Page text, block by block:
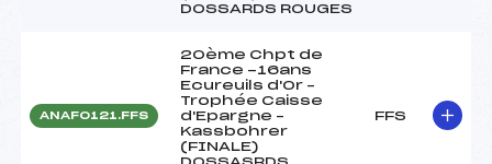
DOSSARDS ROUGES
ANAF0121.FFS
20ème Chpt de
France -16ans
Ecureuils d'Or –
Trophée Caisse
d'Epargne –
Kassbohrer
(FINALE)
DOSSASRDS
FFS